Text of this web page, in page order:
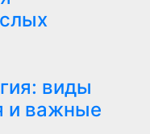
виды
и важные